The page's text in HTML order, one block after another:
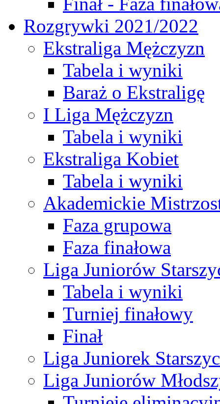
Rozgrywki 2021/2022
Ekstraliga Mężczyzn
Tabela i wyniki
Baraż o Ekstraligę
I Liga Mężczyzn
Tabela i wyniki
Ekstraliga Kobiet
Tabela i wyniki
Akademickie
Faza grupowa
Faza finałowa
Liga Juniorów
Tabela i wyniki
Turniej finałowy
Finał
Liga Juniorek
Liga Juniorów